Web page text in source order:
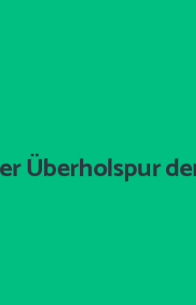
Überholspur